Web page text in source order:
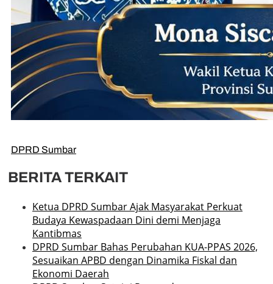
DPRD Sumbar
BERITA TERKAIT
Ketua DPRD Sumbar Ajak Masyarakat Perkuat
Budaya Kewaspadaan Dini demi Menjaga
Kantibmas
DPRD Sumbar Bahas Perubahan KUA-PPAS 2026,
Sesuaikan APBD dengan Dinamika Fiskal dan
Ekonomi Daerah